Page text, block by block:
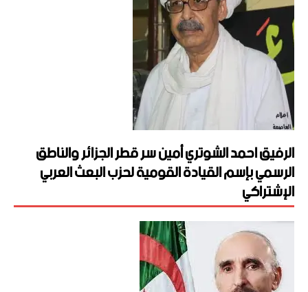
الرفيق احمد الشوتري أمين سر قطر الجزائر والناطق
الرسمي بإسم القيادة القومية لحزب البعث العربي
الإشتراكي